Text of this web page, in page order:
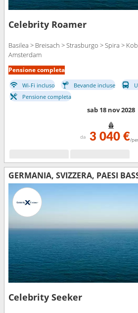
Celebrity Roamer
Basilea > Breisach > Strasburgo > Spira >
Amsterdam
Pensione completa
Wi-Fi incluso Bevande incluse
Pensione completa
sab 18 nov 2028
da 3 040 €/
GERMANIA, SVIZZERA, PAESI
Celebrity Seeker